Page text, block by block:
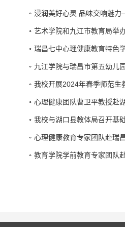
浸润美好心灵 品味交响魅
艺术学院和九江市教育局举
瑞昌七中心理健康教育特色
九江学院与瑞昌市第五幼儿
我校开展2024年春季师范生
心理健康团队曹卫平教授赴
我校与湖口县教体局召开基
心理健康教育专家团队赴瑞
教育学院学前教育专家团队